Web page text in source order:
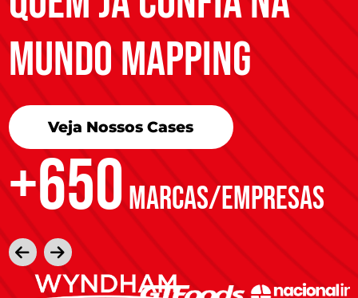
mundo mapping
Veja Nossos Cases
+650 MARCAS/EMPRESAS